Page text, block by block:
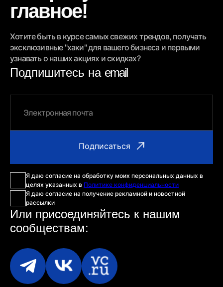
главное!
Хотите быть в курсе самых свежих трендов, получать
эксклюзивные "хаки" для вашего бизнеса и первыми
узнавать о наших акциях и скидках?
Подпишитесь на email
Я даю согласие на обработку моих персональных данных в
целях указанных в Политике конфиденциальности
Я даю согласие на получение рекламной и новостной
рассылки
Или присоединяйтесь к нашим
сообществам: